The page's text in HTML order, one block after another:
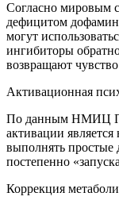
Согласно мировым
дефицитом
могут
ингибиторы
возвращают
Активационная
По данным НМИЦ ПН
активации
выполнять простые
постепенно
Коррекция